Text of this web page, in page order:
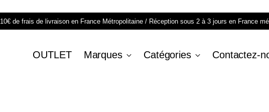
10€ de frais de livraison en France Métropolitaine / Réception sous 2 à 3 jours en France
OUTLET Marques Catégories Contactez-